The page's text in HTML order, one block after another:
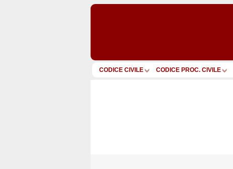
CODICE CIVILE CODICE PROC. CIVILE